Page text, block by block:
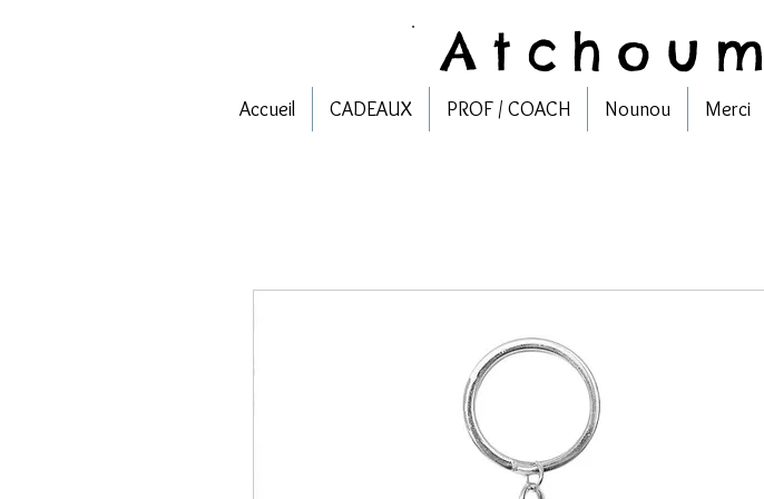
Accueil CADEAUX PROF / COACH Nounou Merci
Atchoum